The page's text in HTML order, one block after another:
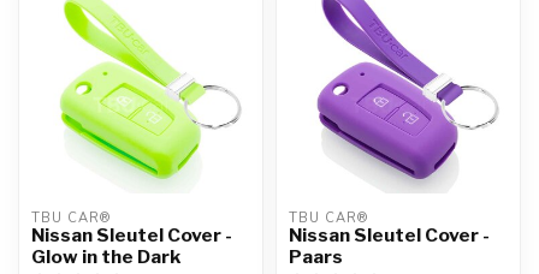
TBU CAR®
Nissan Sleutel Cover -
Glow in the Dark
TBU CAR®
Nissan Sleutel Cover -
Paars